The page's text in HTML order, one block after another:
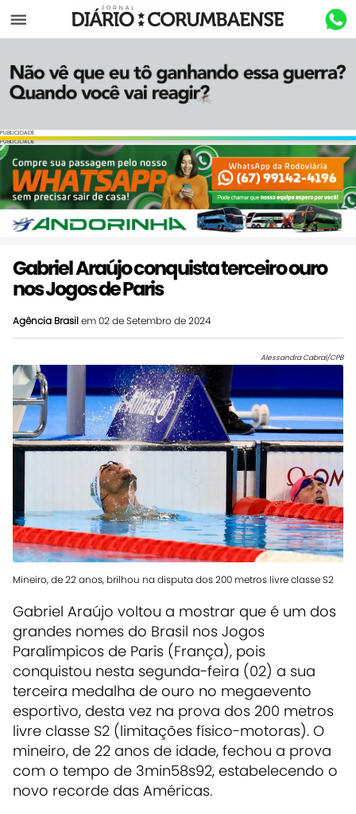
Menu
PUBLICIDADE
PUBLICIDADE
Gabriel Araújo conquista terceiro ouro
nos Jogos de Paris
Agência Brasilem 02 de Setembro de 2024
Alessandra Cabral/CPB
Mineiro, de 22 anos, brilhou na disputa dos 200 metros livre classe S2
Gabriel Araújo voltou a mostrar que é um dos
grandes nomes do Brasil nos Jogos
Paralímpicos de Paris (França), pois
conquistou nesta segunda-feira (02) a sua
terceira medalha de ouro no megaevento
esportivo, desta vez na prova dos 200 metros
livre classe S2 (limitações físico-motoras). O
mineiro, de 22 anos de idade, fechou a prova
com o tempo de 3min58s92, estabelecendo o
novo recorde das Américas.